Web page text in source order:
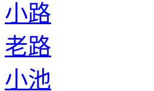
小路
老路
小池